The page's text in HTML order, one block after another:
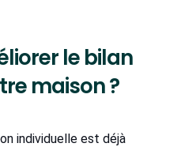
le bilan
maison ?
individuelle est déjà